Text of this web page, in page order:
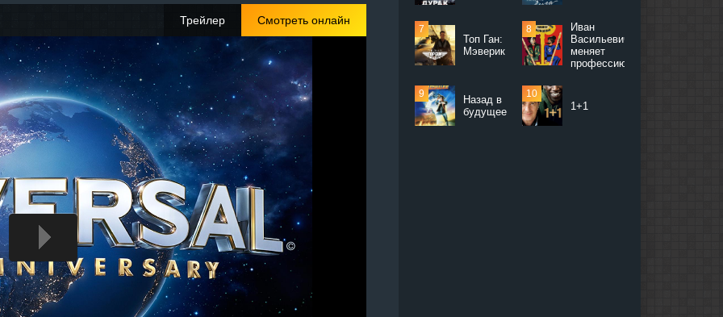
Смотреть онлайн
Трейлер
Топ Ган:
Мэверик
Иван
Васильевич
меняет
профессию
Назад в
будущее
1+1